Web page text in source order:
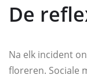
De
Na elk incident
floreren. Sociale